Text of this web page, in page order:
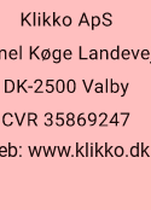
www.klikko.dk